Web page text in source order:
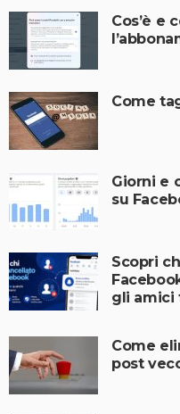
Cos’è e
Come
Giorni e
su
Scopri
gli amici
Come
post